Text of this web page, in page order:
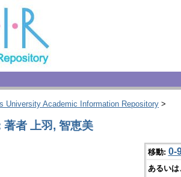
University Academic Information Repository >
著者 上羽, 智恵美
移動: 0-
あるい